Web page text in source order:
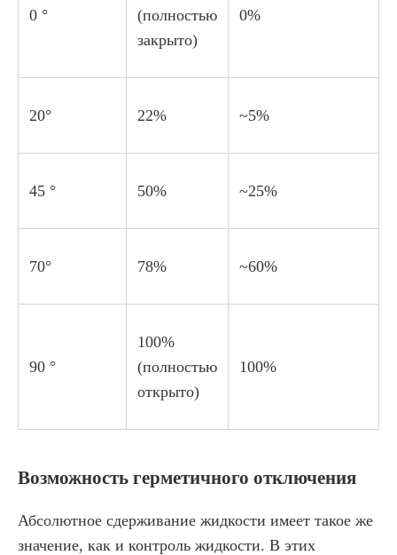
0 °
(полностью
закрыто)
0%
20° 22% ~5%
45 ° 50% ~25%
70° 78% ~60%
90 °
100%
(полностью
открыто)
100%
Возможность герметичного отключения
Абсолютное сдерживание жидкости имеет такое же
значение, как и контроль жидкости. В этих